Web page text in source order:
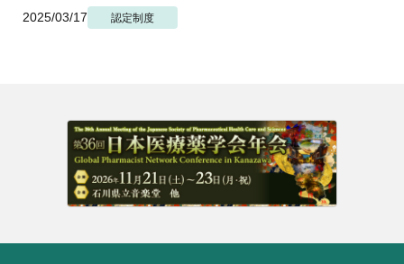
症例関連セミナー
薬物療法専門薬剤師制度
地域薬学ケア専門薬剤師制度
学会賞他団体との連携協力
マイページ
入会・各種手続き
English
2025/03/17 認定制度